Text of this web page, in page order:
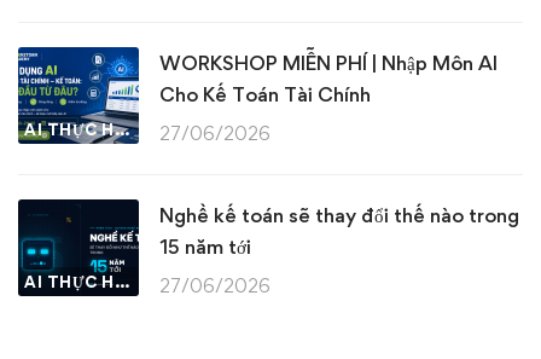
AI THỰC HÀNH
WORKSHOP MIỄN PHÍ | Nhập Môn AI
Cho Kế Toán Tài Chính
27/06/2026
AI THỰC HÀNH
Nghề kế toán sẽ thay đổi thế nào trong
15 năm tới
27/06/2026